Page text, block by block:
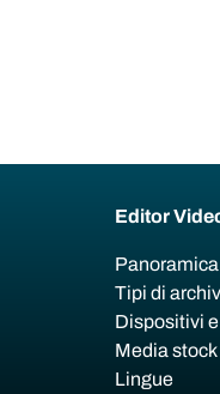
Editor
Tipi di
Dispositivi
Media stock
Lingue